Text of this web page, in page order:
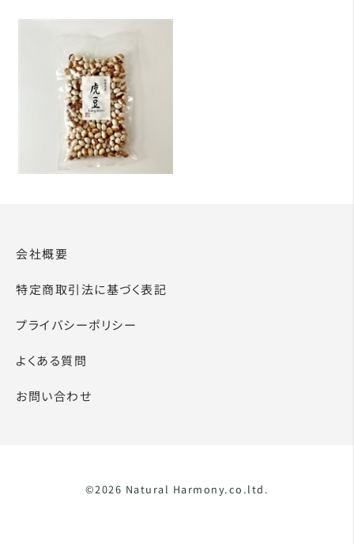
会社概要
特定商取引法に基づく表記
プライバシーポリシー
よくある質問
お問い合わせ
©2026 Natural Harmony.co.ltd.